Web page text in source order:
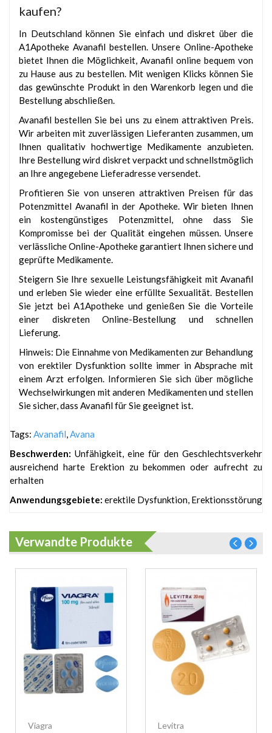
kaufen?
In Deutschland können Sie einfach und diskret über die
A1Apotheke Avanafil bestellen. Unsere Online-Apotheke
bietet Ihnen die Möglichkeit, Avanafil online bequem von
zu Hause aus zu bestellen. Mit wenigen Klicks können Sie
das gewünschte Produkt in den Warenkorb legen und die
Bestellung abschließen.
Avanafil bestellen Sie bei uns zu einem attraktiven Preis.
Wir arbeiten mit zuverlässigen Lieferanten zusammen, um
Ihnen qualitativ hochwertige Medikamente anzubieten.
Ihre Bestellung wird diskret verpackt und schnellstmöglich
an Ihre angegebene Lieferadresse versendet.
Profitieren Sie von unseren attraktiven Preisen für das
Potenzmittel Avanafil in der Apotheke. Wir bieten Ihnen
ein kostengünstiges Potenzmittel, ohne dass Sie
Kompromisse bei der Qualität eingehen müssen. Unsere
verlässliche Online-Apotheke garantiert Ihnen sichere und
geprüfte Medikamente.
Steigern Sie Ihre sexuelle Leistungsfähigkeit mit Avanafil
und erleben Sie wieder eine erfüllte Sexualität. Bestellen
Sie jetzt bei A1Apotheke und genießen Sie die Vorteile
einer diskreten Online-Bestellung und schnellen
Lieferung.
Hinweis: Die Einnahme von Medikamenten zur Behandlung
von erektiler Dysfunktion sollte immer in Absprache mit
einem Arzt erfolgen. Informieren Sie sich über mögliche
Wechselwirkungen mit anderen Medikamenten und stellen
Sie sicher, dass Avanafil für Sie geeignet ist.
Tags: Avanafil,Avana
Beschwerden: Unfähigkeit, eine für den Geschlechtsverkehr
ausreichend harte Erektion zu bekommen oder aufrecht zu
erhalten
Anwendungsgebiete: erektile Dysfunktion, Erektionsstörung
Verwandte Produkte
Viagra Levitra